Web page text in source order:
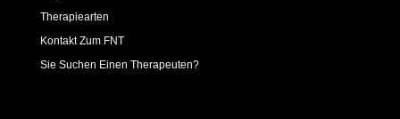
Therapiearten
Kontakt Zum FNT
Sie Suchen Einen Therapeuten?